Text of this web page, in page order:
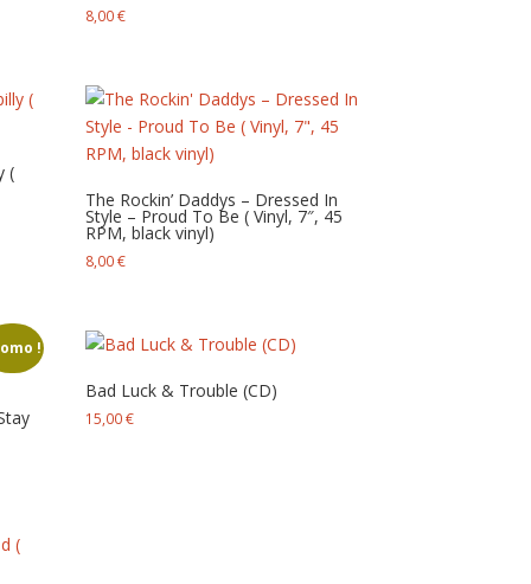
8,00€
(
The Rockin’ Daddys – Dressed In
Style – Proud To Be ( Vinyl, 7″, 45
RPM, black vinyl)
8,00€
!
Bad Luck & Trouble (CD)
15,00€